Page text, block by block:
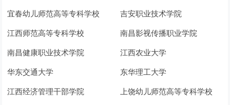
宜春幼儿师范高等专科学校 吉安职业技术学院
江西师范高等专科学校 南昌影视传播职业学院
南昌健康职业技术学院 江西农业大学
华东交通大学 东华理工大学
江西经济管理干部学院 上饶幼儿师范高等专科学校